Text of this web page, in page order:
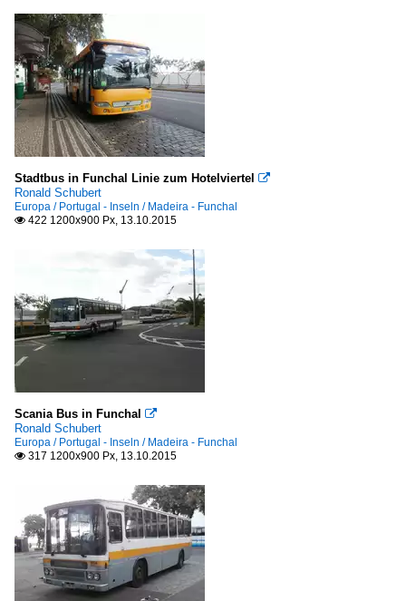
Stadtbus in Funchal Linie zum Hotelviertel 
Ronald Schubert
Europa / Portugal - Inseln / Madeira - Funchal
 422 1200x900 Px, 13.10.2015
Scania Bus in Funchal 
Ronald Schubert
Europa / Portugal - Inseln / Madeira - Funchal
 317 1200x900 Px, 13.10.2015